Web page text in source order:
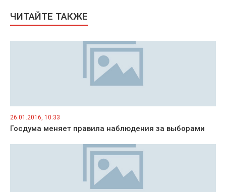
ЧИТАЙТЕ ТАКЖЕ
26.01.2016, 10:33
Госдума меняет правила наблюдения за выборами